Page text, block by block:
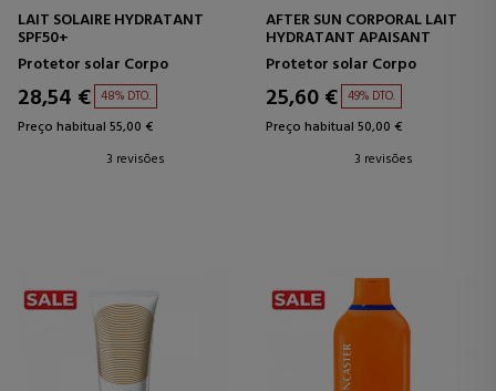
LAIT SOLAIRE HYDRATANT
SPF50+
Protetor solar Corpo
28,54 € 48% DTO.
Preço habitual 55,00 €
3 revisões
AFTER SUN CORPORAL LAIT
HYDRATANT APAISANT
Protetor solar Corpo
25,60 € 49% DTO.
Preço habitual 50,00 €
3 revisões